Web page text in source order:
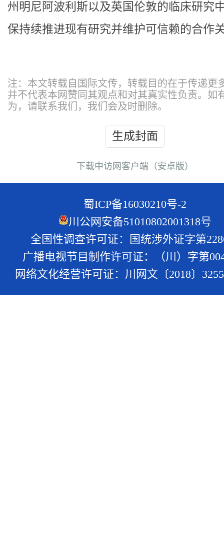
州明尼阿波利斯以及英国伦敦的临床研究
保持续推进现有研究并维护可信赖的合作
注：本文转载自国际文传，转载目的在于传递更
并不代表本网赞同其观点和对其真实性负责。如
为，请联系我们，我们会及时删除。
生成封面
下载中访网客户端（安卓版）
蜀ICP备16030210号-2
川公网安备51010802001318号
全国性调查许可证：国统涉外证字第
广播电视节目制作许可证：（川）字第
网络文化经营许可证：川网文〔2018〕